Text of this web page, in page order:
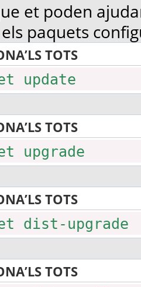
et poden
paquets
TOTS
update
TOTS
upgrade
TOTS
dist-upgrade
TOTS